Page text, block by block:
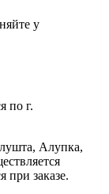
у
по г.
Алупка,
при заказе.